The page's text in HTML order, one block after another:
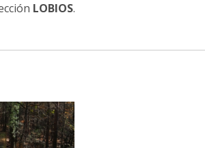
LOBIOS.